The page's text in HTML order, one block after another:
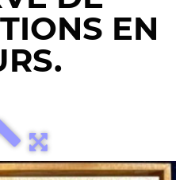
EN